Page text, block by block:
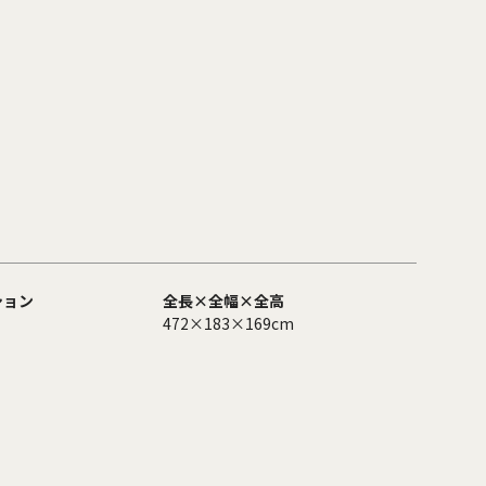
ン
全長×全幅×全高
472×183×169cm